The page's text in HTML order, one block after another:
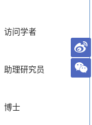
访问学者
助理研究员
博士